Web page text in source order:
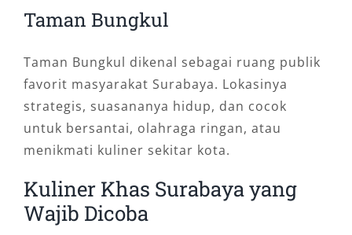
Taman Bungkul
Taman Bungkul dikenal sebagai ruang publik
favorit masyarakat Surabaya. Lokasinya
strategis, suasananya hidup, dan cocok
untuk bersantai, olahraga ringan, atau
menikmati kuliner sekitar kota.
Kuliner Khas Surabaya yang
Wajib Dicoba